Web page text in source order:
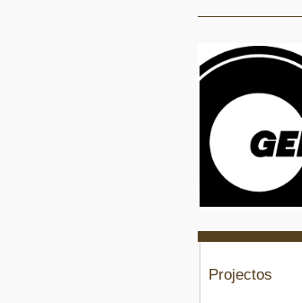
Projectos